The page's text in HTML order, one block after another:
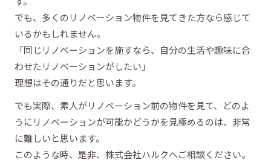
でも、多くのリノベーション物件を見てきた方なら感じて
いるかもしれません。
「同じリノベーションを施すなら、自分の生活や趣味に合
わせたリノベーションがしたい」
理想はその通りだと思います。
でも実際、素人がリノベーション前の物件を見て、どのよ
うにリノベーションが可能かどうかを見極めるのは、非常
に難しいと思います。
このような時、是非、株式会社ハルクへご相談ください。